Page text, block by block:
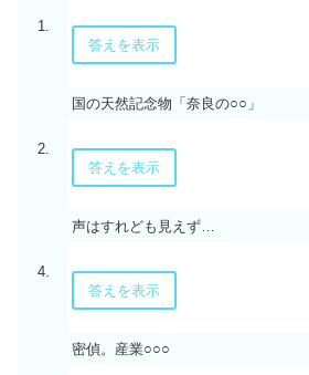
1.
答えを表示
2.
国の天然記念物「奈良の○○」
答えを表示
4.
声はすれども見えず…
答えを表示
密偵。産業○○○